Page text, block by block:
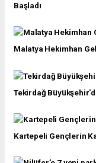
Başladı
Malatya Hekimhan
Tekirdağ
Kartepeli Gençlerin